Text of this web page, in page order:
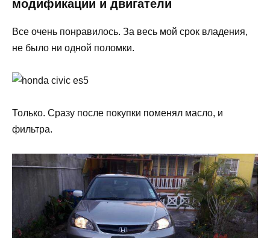
модификации и двигатели
Все очень понравилось. За весь мой срок владения,
не было ни одной поломки.
Только. Сразу после покупки поменял масло, и
фильтра.